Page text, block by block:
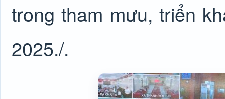
trong tham mưu, triển
2025./.